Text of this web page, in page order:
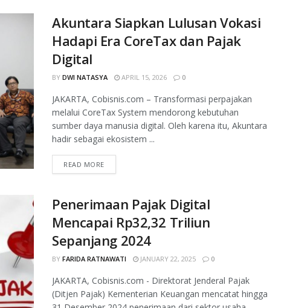
Akuntara Siapkan Lulusan Vokasi
Hadapi Era CoreTax dan Pajak
Digital
BY DWI NATASYA APRIL 15, 2026 0
JAKARTA, Cobisnis.com – Transformasi perpajakan
melalui CoreTax System mendorong kebutuhan
sumber daya manusia digital. Oleh karena itu, Akuntara
hadir sebagai ekosistem ...
READ MORE
Penerimaan Pajak Digital
Mencapai Rp32,32 Triliun
Sepanjang 2024
BY FARIDA RATNAWATI JANUARY 22, 2025 0
JAKARTA, Cobisnis.com - Direktorat Jenderal Pajak
(Ditjen Pajak) Kementerian Keuangan mencatat hingga